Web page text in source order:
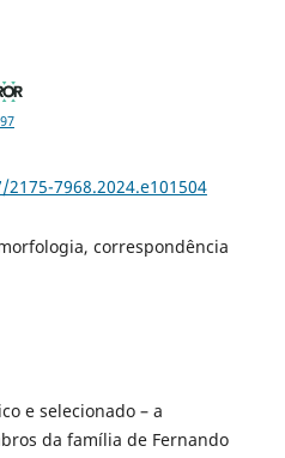
7968.2024.e101504
correspondência
e selecionado – a
da família de Fernando